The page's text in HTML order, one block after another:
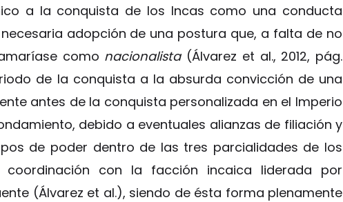
a la conquista de los Incas como una conducta
adopción de una postura que, a falta de no
como nacionalista(Álvarez et al., 2012, pág.
de la conquista a la absurda convicción de una
antes de la conquista personalizada en el Imperio
debido a eventuales alianzas de filiación y
de poder dentro de las tres parcialidades de los
coordinación con la facción incaica liderada por
(Álvarez et al.), siendo de ésta forma plenamente